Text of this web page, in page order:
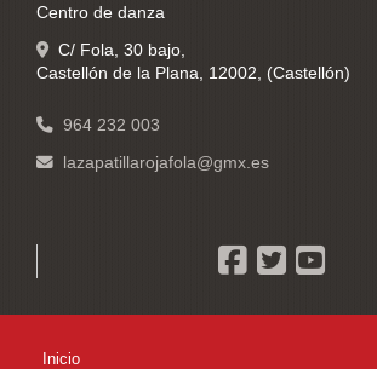
Centro de danza
C/ Fola, 30 bajo,
Castellón de la Plana
12002 (Castellón)
964 232 003
lazapatillarojafola gmx.es
Inicio